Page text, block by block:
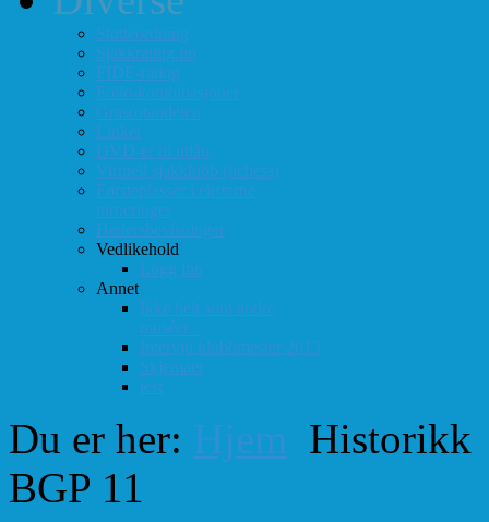
Støtteordning
Sjakkrating.no
FIDE-rating
Follo-kombinasjoner
Grasrotandelen
Linker
DVD-er til utlån
Virtuell sjakklubb (lichess)
Førsteplasser i eksterne
turneringer
Hedersbevisninger
Vedlikehold
Logg inn
Annet
Ikke helt som andre
muséer...
Intervju klubbmester 2013
Skjemaer
test
Du er her: Hjem Historikk
BGP 11